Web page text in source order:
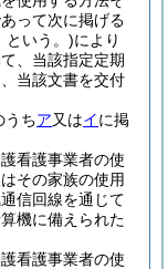
って次に掲げる
という。)により
、当該指定定期
当該文書を交付
うちア又はイに掲
看護事業者の使
その家族の使用
信回線を通じて
機に備えられた
看護事業者の使